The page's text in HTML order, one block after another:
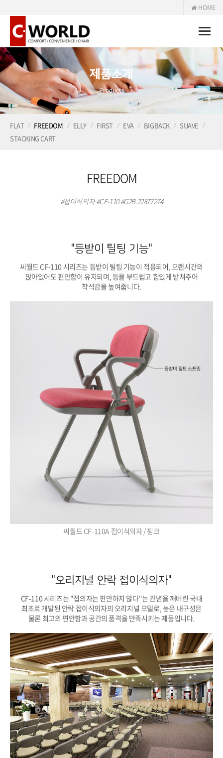
HOME
Toggle
제품소개
Products
FLAT FREEDOM ELLY FIRST EVA BIGBACK
SUAVE
STACKING CART
FREEDOM
#접이식의자 #CF-110 #G2B:22877274
"등받이 틸팅 기능"
씨월드 CF-110 시리즈는 등받이 틸팅 기능이 적용되어, 오랜시간의
앉아있어도 편안함이 유지되며, 등을 부드럽고 힘있게 받쳐주어
착석감을 높여줍니다.
씨월드 CF-110A 접이식의자 / 핑크
"오리지널 안락 접이식의자"
CF-110 시리즈는 "접의자는 편안하지 않다"는 관념을 깨버린 국내
최초로 개발된 안락 접이식의자의 오리지널 모델로, 높은 내구성은
물론 최고의 편안함과 공간의 품격을 만족시키는 제품입니다.